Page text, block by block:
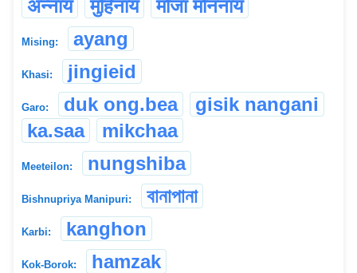
अन्नाय
मुहिनाय मोजां मोननाय
Mising: ayang
Khasi: jingieid
Garo: duk ong.bea
gisik nangani
ka.saa
mikchaa
Meeteilon: nungshiba
Bishnupriya Manipuri: বানাপানা
Karbi: kanghon
Kok-Borok: hamzak